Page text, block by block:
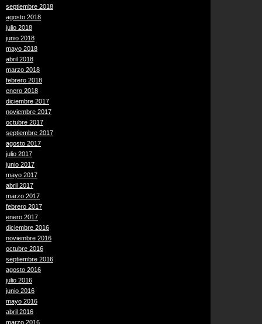
septiembre 2018
agosto 2018
julio 2018
junio 2018
mayo 2018
abril 2018
marzo 2018
febrero 2018
enero 2018
diciembre 2017
noviembre 2017
octubre 2017
septiembre 2017
agosto 2017
julio 2017
junio 2017
mayo 2017
abril 2017
marzo 2017
febrero 2017
enero 2017
diciembre 2016
noviembre 2016
octubre 2016
septiembre 2016
agosto 2016
julio 2016
junio 2016
mayo 2016
abril 2016
marzo 2016